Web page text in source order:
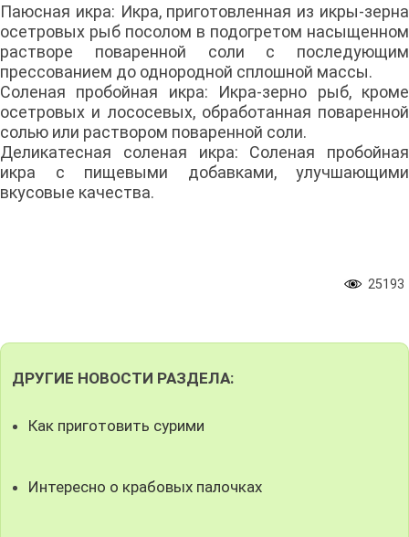
Паюсная икра: Икра, приготовленная из икры-зерна
осетровых рыб посолом в подогретом насыщенном
растворе поваренной соли с последующим
прессованием до однородной сплошной массы.
Соленая пробойная икра: Икра-зерно рыб, кроме
осетровых и лососевых, обработанная поваренной
солью или раствором поваренной соли.
Деликатесная соленая икра: Соленая пробойная
икра с пищевыми добавками, улучшающими
вкусовые качества.
25193
ДРУГИЕ НОВОСТИ РАЗДЕЛА:
Как приготовить сурими
Интересно о крабовых палочках